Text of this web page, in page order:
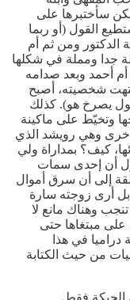
سأختبرها على
القول (أو ربما
الدكتور ومن ثم أم
جدا ومملة في شكلها
أحمد وبعد صدامه
شخصيته، أصبح
يصرخ هو). كذلك
وتخيّط على ماكينة
وهي رويشد الذي
كيف؟ بمداراة ولي
أن إحدى سمات
هي العجز، ولكنه ظل عاجزا ٢٥ حلقة إلى أن سرق أموال
بل أرى زوجته سارة
وهناك مانع لا
مبتغاها حتى
في هذا
من حيث الكتابة
الحبكة فقط.